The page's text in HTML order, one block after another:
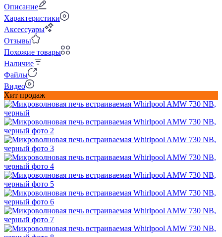
Описание
Характеристики
Аксессуары
Отзывы
Похожие товары
Наличие
Файлы
Видео
Хит продаж